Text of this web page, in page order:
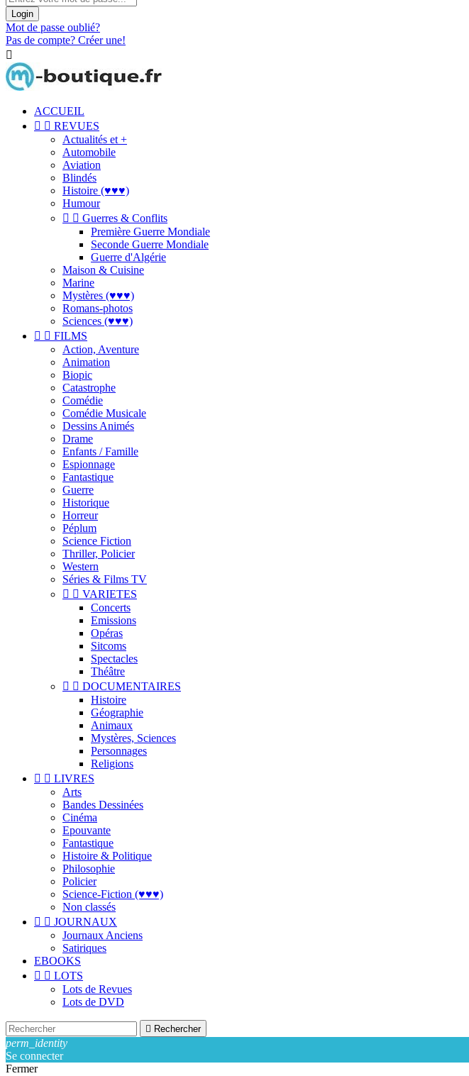
Login
Mot de passe oublié?
Pas de compte? Créer une!

ACCUEIL
  REVUES
Actualités et +
Automobile
Aviation
Blindés
Histoire (♥♥♥)
Humour
  Guerres & Conflits
Première Guerre Mondiale
Seconde Guerre Mondiale
Guerre d'Algérie
Maison & Cuisine
Marine
Mystères (♥♥♥)
Romans-photos
Sciences (♥♥♥)
  FILMS
Action, Aventure
Animation
Biopic
Catastrophe
Comédie
Comédie Musicale
Dessins Animés
Drame
Enfants / Famille
Espionnage
Fantastique
Guerre
Historique
Horreur
Péplum
Science Fiction
Thriller, Policier
Western
Séries & Films TV
  VARIETES
Concerts
Emissions
Opéras
Sitcoms
Spectacles
Théâtre
  DOCUMENTAIRES
Histoire
Géographie
Animaux
Mystères, Sciences
Personnages
Religions
  LIVRES
Arts
Bandes Dessinées
Cinéma
Epouvante
Fantastique
Histoire & Politique
Philosophie
Policier
Science-Fiction (♥♥♥)
Non classés
  JOURNAUX
Journaux Anciens
Satiriques
EBOOKS
  LOTS
Lots de Revues
Lots de DVD
 Rechercher
perm_identity
Se connecter
Fermer